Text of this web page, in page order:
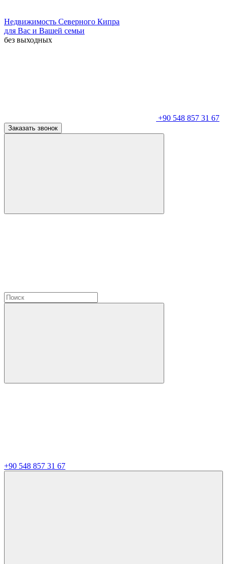
Недвижимость Северного Кипра
для Вас и Вашей семьи
без выходных
+90 548 857 31 67
Заказать звонок
+90 548 857 31 67